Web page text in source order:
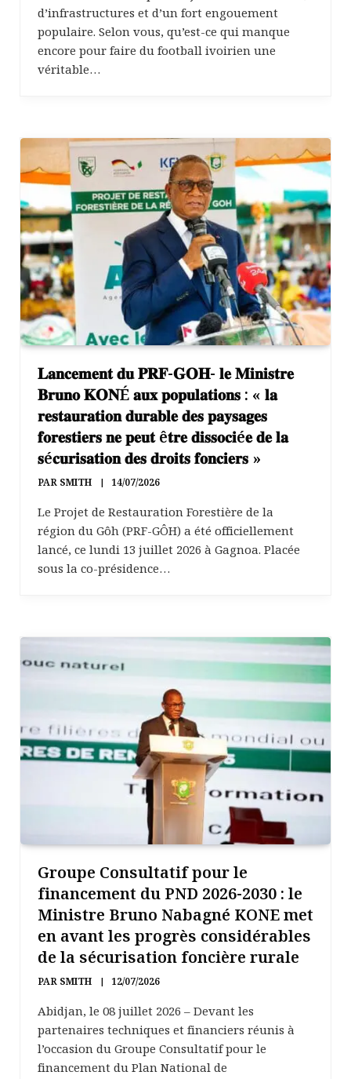
d’infrastructures et d’un fort engouement
populaire. Selon vous, qu’est-ce qui manque
encore pour faire du football ivoirien une
véritable…
𝐋𝐚𝐧𝐜𝐞𝐦𝐞𝐧𝐭 𝐝𝐮 𝐏𝐑𝐅-𝐆𝐎𝐇- 𝐥𝐞 𝐌𝐢𝐧𝐢𝐬𝐭𝐫𝐞
𝐁𝐫𝐮𝐧𝐨 𝐊𝐎𝐍É 𝐚𝐮𝐱 𝐩𝐨𝐩𝐮𝐥𝐚𝐭𝐢𝐨𝐧𝐬 : « 𝐥𝐚
𝐫𝐞𝐬𝐭𝐚𝐮𝐫𝐚𝐭𝐢𝐨𝐧 𝐝𝐮𝐫𝐚𝐛𝐥𝐞 𝐝𝐞𝐬 𝐩𝐚𝐲𝐬𝐚𝐠𝐞𝐬
𝐟𝐨𝐫𝐞𝐬𝐭𝐢𝐞𝐫𝐬 𝐧𝐞 𝐩𝐞𝐮𝐭 ê𝐭𝐫𝐞 𝐝𝐢𝐬𝐬𝐨𝐜𝐢é𝐞 𝐝𝐞 𝐥𝐚
𝐬é𝐜𝐮𝐫𝐢𝐬𝐚𝐭𝐢𝐨𝐧 𝐝𝐞𝐬 𝐝𝐫𝐨𝐢𝐭𝐬 𝐟𝐨𝐧𝐜𝐢𝐞𝐫𝐬 »
PAR SMITH 14/07/2026
Le Projet de Restauration Forestière de la
région du Gôh (PRF-GÔH) a été officiellement
lancé, ce lundi 13 juillet 2026 à Gagnoa. Placée
sous la co-présidence…
Groupe Consultatif pour le
financement du PND 2026-2030 : le
Ministre Bruno Nabagné KONE met
en avant les progrès considérables
de la sécurisation foncière rurale
PAR SMITH 12/07/2026
Abidjan, le 08 juillet 2026 – Devant les
partenaires techniques et financiers réunis à
l’occasion du Groupe Consultatif pour le
financement du Plan National de